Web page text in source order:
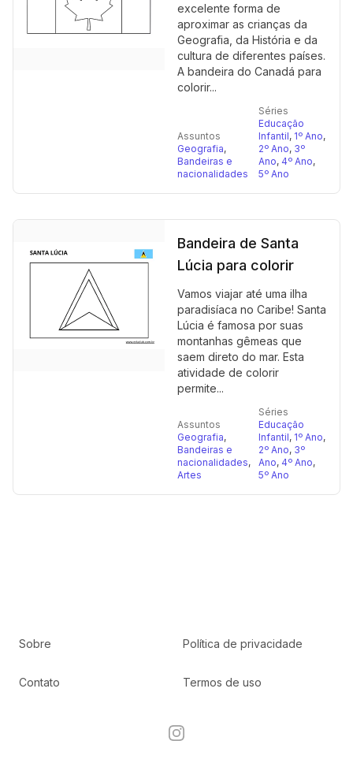
excelente forma de
aproximar as crianças da
Geografia, da História e da
cultura de diferentes países.
A bandeira do Canadá para
colorir...
Assuntos
Geografia,
Bandeiras e
nacionalidades
Séries
Educação
Infantil, 1º Ano,
2º Ano, 3º
Ano, 4º Ano,
5º Ano
Bandeira de Santa
Lúcia para colorir
Vamos viajar até uma ilha
paradisíaca no Caribe! Santa
Lúcia é famosa por suas
montanhas gêmeas que
saem direto do mar. Esta
atividade de colorir
permite...
Assuntos
Geografia,
Bandeiras e
nacionalidades,
Artes
Séries
Educação
Infantil, 1º Ano,
2º Ano, 3º
Ano, 4º Ano,
5º Ano
Sobre
Contato
Política de privacidade
Termos de uso
Instagram